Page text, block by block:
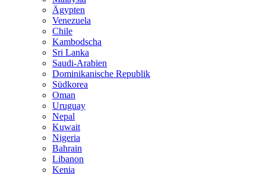
Ägypten
Venezuela
Chile
Kambodscha
Sri Lanka
Saudi-Arabien
Dominikanische Republik
Südkorea
Oman
Uruguay
Nepal
Kuwait
Nigeria
Bahrain
Libanon
Kenia